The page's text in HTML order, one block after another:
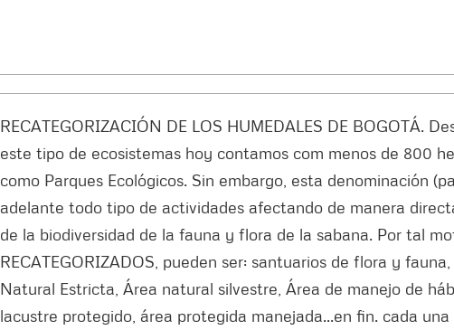
RECATEGORIZACIÓN DE LOS HUMEDALES DE BOGOTÁ.
este tipo de ecosistemas hoy contamos com menos de 800
como Parques Ecológicos. Sin embargo, esta denominación
adelante todo tipo de actividades afectando de manera
de la biodiversidad de la fauna y flora de la sabana. Por tal
RECATEGORIZADOS, pueden ser: santuarios de flora y
Natural Estricta, Área natural silvestre, Área de manejo de
lacustre protegido, área protegida manejada...en fin. cada